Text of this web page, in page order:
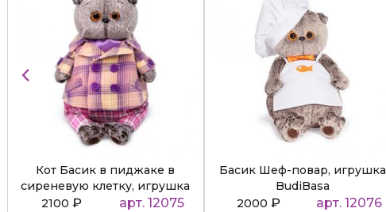
Кот Басик в пиджаке в
сиреневую клетку, игрушка
BudiBasa
2100₽ арт. 12075
Басик Шеф-повар, игрушка
BudiBasa
2000₽ арт. 12076